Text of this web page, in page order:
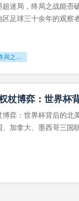
迷局，终局之战能否
区足球三十余年的观察
终局之战能否破晓重生？
杖博弈：世界杯
弈：世界杯背后的北
加拿大、墨西哥三国